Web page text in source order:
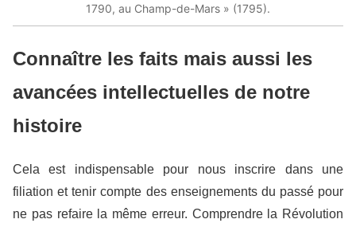
1790, au Champ-de-Mars » (1795).
Connaître les faits mais aussi les
avancées intellectuelles de notre
histoire
Cela est indispensable pour nous inscrire dans une
filiation et tenir compte des enseignements du passé pour
ne pas refaire la même erreur. Comprendre la Révolution